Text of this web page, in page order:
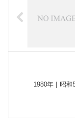
1980年｜昭和